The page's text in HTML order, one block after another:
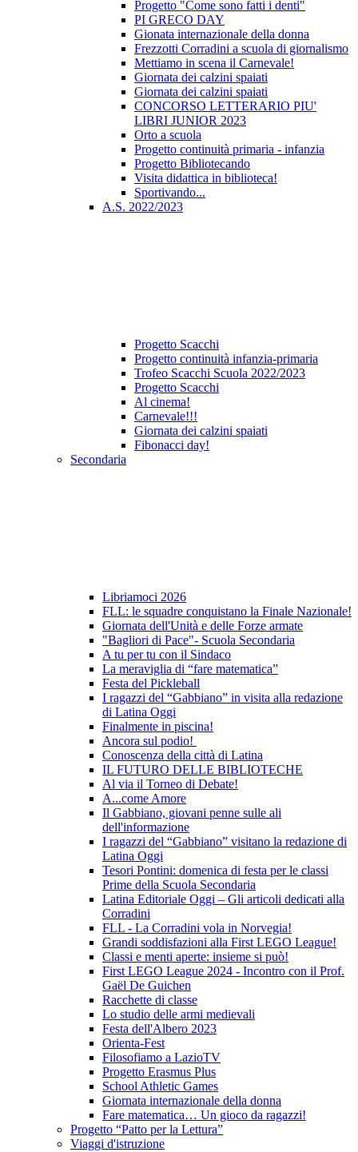
Progetto "Come sono fatti i denti"
PI GRECO DAY
Gionata internazionale della donna
Frezzotti Corradini a scuola di giornalismo
Mettiamo in scena il Carnevale!
Giornata dei calzini spaiati
Giornata dei calzini spaiati
CONCORSO LETTERARIO PIU'
LIBRI JUNIOR 2023
Orto a scuola
Progetto continuità primaria - infanzia
Progetto Bibliotecando
Visita didattica in biblioteca!
Sportivando...
A.S. 2022/2023
Progetto Scacchi
Progetto continuità infanzia-primaria
Trofeo Scacchi Scuola 2022/2023
Progetto Scacchi
Al cinema!
Carnevale!!!
Giornata dei calzini spaiati
Fibonacci day!
Secondaria
Libriamoci 2026
FLL: le squadre conquistano la Finale Nazionale!
Giornata dell'Unità e delle Forze armate
"Bagliori di Pace"- Scuola Secondaria
A tu per tu con il Sindaco
La meraviglia di “fare matematica”
Festa del Pickleball
I ragazzi del “Gabbiano” in visita alla redazione
di Latina Oggi
Finalmente in piscina!
Ancora sul podio!
Conoscenza della città di Latina
IL FUTURO DELLE BIBLIOTECHE
Al via il Torneo di Debate!
A...come Amore
Il Gabbiano, giovani penne sulle ali
dell'informazione
I ragazzi del “Gabbiano” visitano la redazione di
Latina Oggi
Tesori Pontini: domenica di festa per le classi
Prime della Scuola Secondaria
Latina Editoriale Oggi – Gli articoli dedicati alla
Corradini
FLL - La Corradini vola in Norvegia!
Grandi soddisfazioni alla First LEGO League!
Classi e menti aperte: insieme si può!
First LEGO League 2024 - Incontro con il Prof.
Gaël De Guichen
Racchette di classe
Lo studio delle armi medievali
Festa dell'Albero 2023
Orienta-Fest
Filosofiamo a LazioTV
Progetto Erasmus Plus
School Athletic Games
Giornata internazionale della donna
Fare matematica… Un gioco da ragazzi!
Progetto “Patto per la Lettura”
Viaggi d'istruzione